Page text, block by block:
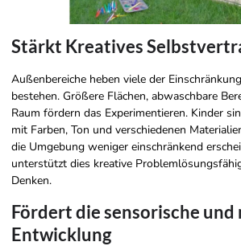
Stärkt Kreatives
Außenbereiche heben viele der
bestehen. Größere Flächen, abwaschbare
Raum fördern das Experimentieren. Kinder
mit Farben, Ton und verschiedenen
die Umgebung weniger einschränkend
unterstützt dies kreative
Denken.
Fördert die sensorische
Entwicklung